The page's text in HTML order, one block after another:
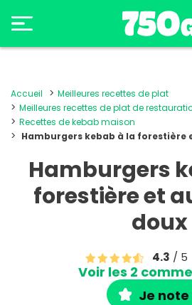
Accueil
Meilleures recettes de plat
Meilleures recettes de plat de
Recettes de kebab maison
Hamburgers kebab à la forestière
Hamburgers
forestière et
doux
4.3 / 5
Voir les 2
Je note